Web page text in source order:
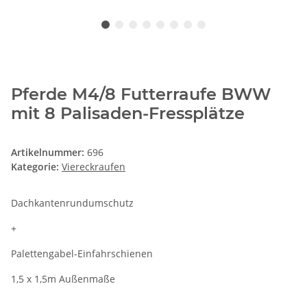
Pferde M4/8 Futterraufe BWW
mit 8 Palisaden-Fressplätze
Artikelnummer: 696
Kategorie: Viereckraufen
Dachkantenrundumschutz
+
Palettengabel-Einfahrschienen
1,5 x 1,5m Außenmaße